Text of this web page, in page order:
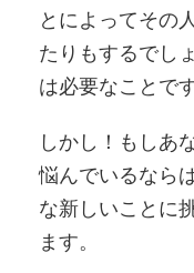
とによってその
たりもするでし
は必要なことです
しかし！もしあ
悩んでいるなら
な新しいことに
ます。